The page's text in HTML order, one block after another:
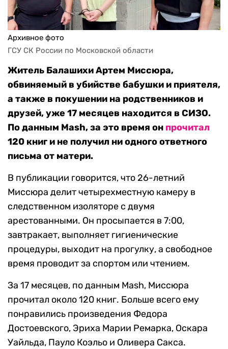
Архивное фото
ГСУ СК России по Московской области
Житель Балашихи Артем Миссюра,
обвиняемый в убийстве бабушки и приятеля,
а также в покушении на родственников и
друзей, уже 17 месяцев находится в СИЗО.
По данным Mash, за это время он прочитал
120 книг и не получил ни одного ответного
письма от матери.
В публикации говорится, что 26-летний
Миссюра делит четырехместную камеру в
следственном изоляторе с двумя
арестованными. Он просыпается в 7:00,
завтракает, выполняет гигиенические
процедуры, выходит на прогулку, а свободное
время проводит за спортом или чтением.
За 17 месяцев, по данным Mash, Миссюра
прочитал около 120 книг. Больше всего ему
понравились произведения Федора
Достоевского, Эриха Марии Ремарка, Оскара
Уайльда, Пауло Коэльо и Оливера Сакса.